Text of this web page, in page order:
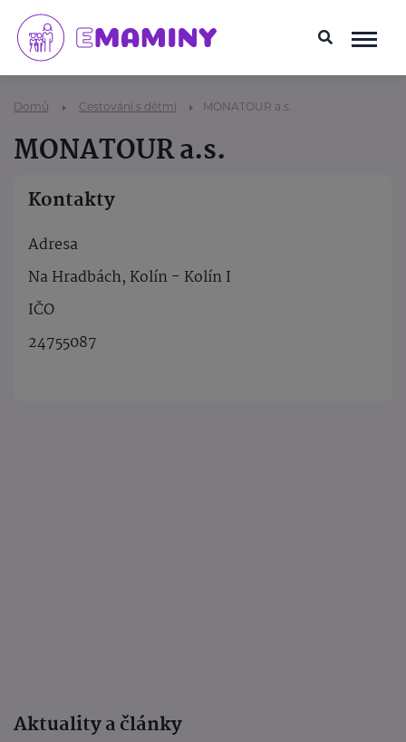
Domů Cestování s dětmi MONATOUR a.s.
MONATOUR a.s.
Kontakty
Adresa
Na Hradbách, Kolín - Kolín I
IČO
24755087
Aktuality a články